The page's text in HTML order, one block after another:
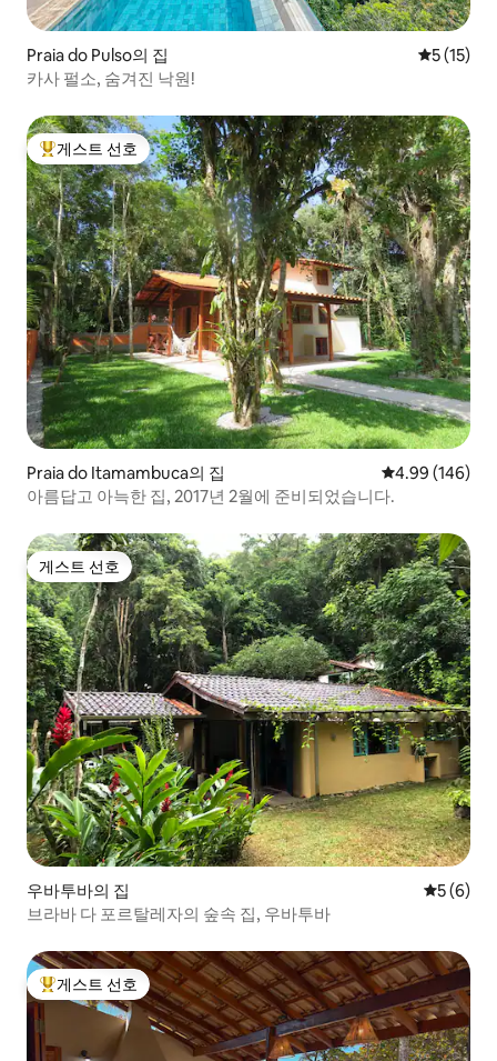
Praia do Pulso의 집 평점 5점
5 (15)
카사 펄소, 숨겨진 낙원!
상위 게스트 선호
게스트 선호
Praia do Itamambuca의 집 평점 4.99점(5
4.99 (146)
아름답고 아늑한 집, 2017년 2월에 준비되었습니다.
게스트 선호
게스트 선호
우바투바의 집 평점 5점
5 (6)
브라바 다 포르탈레자의 숲속 집, 우바투바
상위 게스트 선호
게스트 선호